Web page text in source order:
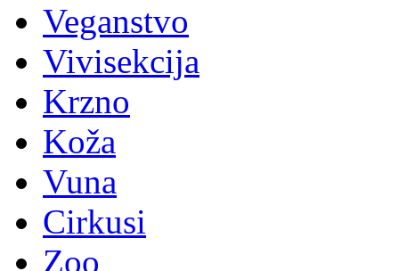
Veganstvo
Vivisekcija
Krzno
Koža
Vuna
Cirkusi
Zoo